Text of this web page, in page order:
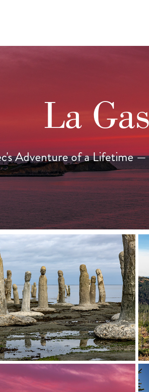
La
Adventure of a Lifetime
Centre d'Art Marcel
Gagnon
Sainte Flavie, Québec, Canada